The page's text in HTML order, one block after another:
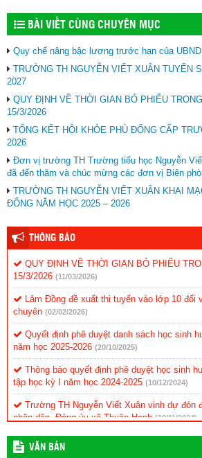
BÀI VIẾT CÙNG CHUYÊN MỤC
Quy chế nâng bậc lương trước hạn của
TRƯỜNG TH NGUYỄN VIẾT XUÂN TUYỂN
2027
QUY ĐỊNH VỀ THỜI GIAN BỎ PHIẾU
15/3/2026
TỔNG KẾT HỘI KHỎE PHÙ ĐỔNG CẤP
2026
Đơn vị trường TH Trường tiểu học Nguyễn
đã đến thăm và chúc mừng các đơn vị Biên
TRƯỜNG TH NGUYỄN VIẾT XUÂN KHAI
ĐỔNG NĂM HỌC 2025 – 2026
THÔNG BÁO
QUY ĐỊNH VỀ THỜI GIAN BỎ PHIẾU
15/3/2026 (11/03/2026)
Lâm Đồng đề xuất thi tuyển vào lớp 10
chuyên (02/02/2026)
Quyết định phê duyệt danh sách học sinh
năm học 2025-2026 (20/10/2025)
Thông báo quyết định phê duyệt học sinh
tập học kỳ I năm học 2024-2025 (10/12/2024)
Trường TH Nguyễn Viết Xuân vinh dự đón
nhân dân, Đảng ủy xã Thuận Hạnh (19/11/2024)
KẾ HOẠCH Triển khai thực hiện ứng dụng
(11/11/2024)
VĂN BẢN